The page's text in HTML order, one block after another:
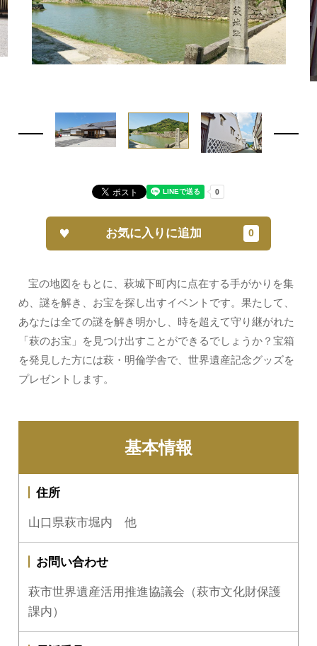
宝の地図をもとに、萩城下町内に点在する手がかりを集
め、謎を解き、お宝を探し出すイベントです。果たして、
あなたは全ての謎を解き明かし、時を超えて守り継がれた
「萩のお宝」を見つけ出すことができるでしょうか？宝箱
を発見した方には萩・明倫学舎で、世界遺産記念グッズを
プレゼントします。
お気に入りに追加
基本情報
住所
山口県萩市堀内 他
お問い合わせ
萩市世界遺産活用推進協議会（萩市文化財保護
課内）